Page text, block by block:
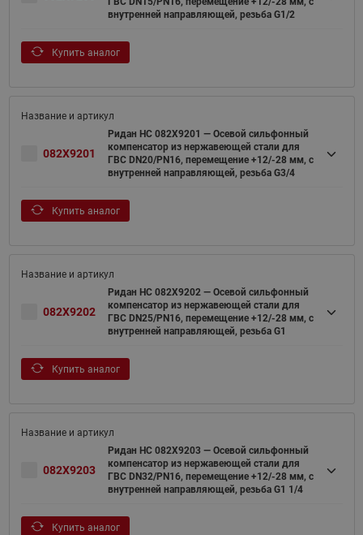
внутренней направляющей, резьба G1/2
Купить аналог
082X9201
Ридан НС 082X9201 — Осевой сильфонный
компенсатор из нержавеющей стали для
ГВС DN20/PN16, перемещение +12/-28 мм, с
внутренней направляющей, резьба G3/4
Купить аналог
082X9202
Ридан НС 082X9202 — Осевой сильфонный
компенсатор из нержавеющей стали для
ГВС DN25/PN16, перемещение +12/-28 мм, с
внутренней направляющей, резьба G1
Купить аналог
082X9203
Ридан НС 082X9203 — Осевой сильфонный
компенсатор из нержавеющей стали для
ГВС DN32/PN16, перемещение +12/-28 мм, с
внутренней направляющей, резьба G1 1/4
Купить аналог